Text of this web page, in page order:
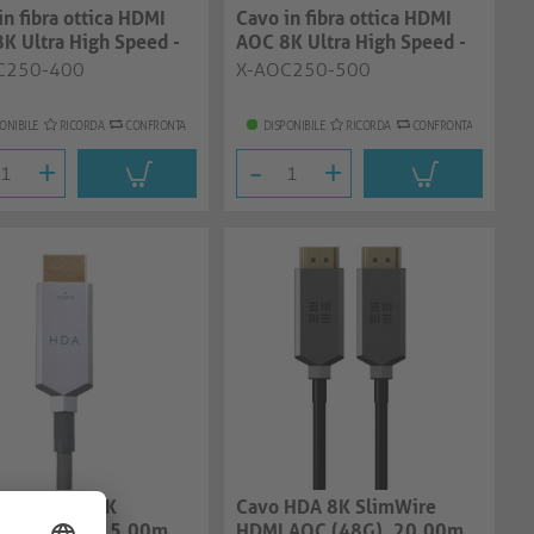
fibra ottica HDMI
Ultra High Speed -
...
400
RICORDA CONFRONTA
+
Cavo in fibra ottica HDMI
AOC 8K Ultra High Speed -
50.0m, ...
X-AOC250-500
DISPONIBILE RICORDA CONFRONTA
- +
HDMI HDA 8K
Cavo HDA 8K SlimWire